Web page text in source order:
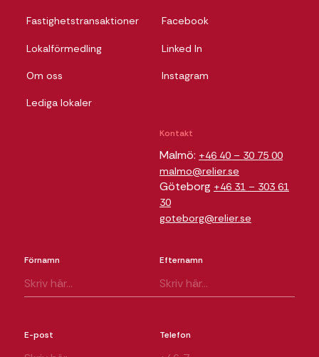
Fastighetstransaktioner
Lokalförmedling
Om oss
Lediga lokaler
Facebook
Linked In
Instagram
Kontakt
Malmö: +46 40 – 30 75 00
malmo@relier.se
Göteborg +46 31 – 303 61
30
goteborg@relier.se
Förnamn Efternamn
E-post Telefon